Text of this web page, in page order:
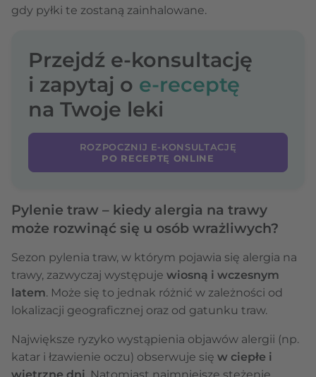
gdy pyłki te zostaną zainhalowane.
Przejdź e-konsultację
i zapytaj o e-receptę
na Twoje leki
ROZPOCZNIJ E-KONSULTACJĘ
PO RECEPTĘ ONLINE
Pylenie traw – kiedy alergia na trawy
może rozwinąć się u osób wrażliwych?
Sezon pylenia traw, w którym pojawia się alergia na
trawy, zazwyczaj występuje wiosną i wczesnym
latem. Może się to jednak różnić w zależności od
lokalizacji geograficznej oraz od gatunku traw.
Największe ryzyko wystąpienia objawów alergii (np.
katar i łzawienie oczu) obserwuje się w ciepłe i